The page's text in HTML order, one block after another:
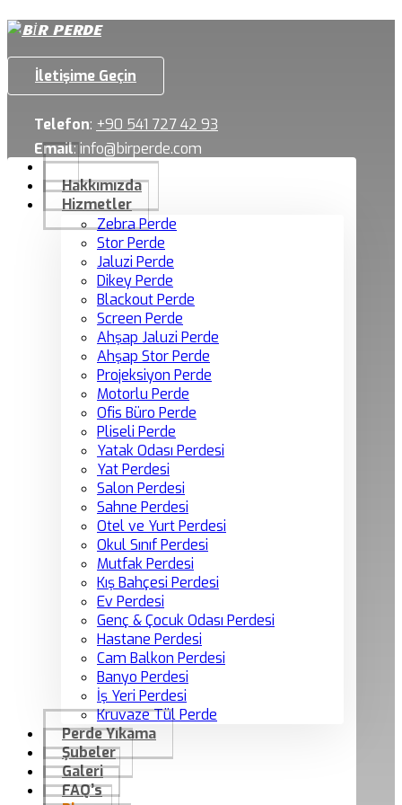
İletişime Geçin
Telefon: +90 541 727 42 93
Email:info@birperde.com
Hakkımızda
Hizmetler
Zebra Perde
Stor Perde
Jaluzi Perde
Dikey Perde
Blackout Perde
Screen Perde
Ahşap Jaluzi Perde
Ahşap Stor Perde
Projeksiyon Perde
Motorlu Perde
Ofis Büro Perde
Pliseli Perde
Yatak Odası Perdesi
Yat Perdesi
Salon Perdesi
Sahne Perdesi
Otel ve Yurt Perdesi
Okul Sınıf Perdesi
Mutfak Perdesi
Kış Bahçesi Perdesi
Ev Perdesi
Genç & Çocuk Odası Perdesi
Hastane Perdesi
Cam Balkon Perdesi
Banyo Perdesi
İş Yeri Perdesi
Kruvaze Tül Perde
Perde Yıkama
Şubeler
Galeri
FAQ’s